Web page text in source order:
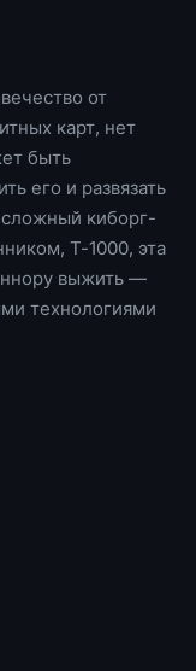
от
карт, нет
быть
его и развязать
киборг-
T-1000, эта
выжить —
технологиями